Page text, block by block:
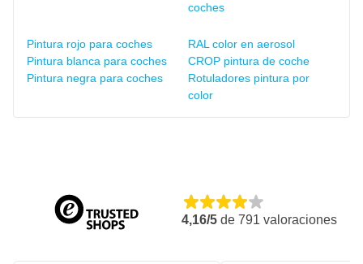
coches
Pintura rojo para coches
Pintura blanca para coches
Pintura negra para coches
RAL color en aerosol
CROP pintura de coche
Rotuladores pintura por
color
4,16/5 de 791 valoraciones